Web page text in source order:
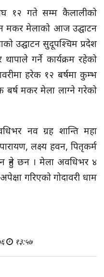
१२ गते सम्म कैलालीको
मकर मेलाको आज उद्घाटन
उद्घाटन सुदूपश्चिम प्रदेश
गर्ने कार्यक्रम रहेको
हरेक १२ बर्षमा कुम्भ
बर्ष मकर मेला लाग्ने गरेको
नव ग्रह शान्ति महा
लक्ष्य हवन, पितृकर्म
छन । मेला अवधिभर ४
गरिएको गोदावरी धाम
१३:५७